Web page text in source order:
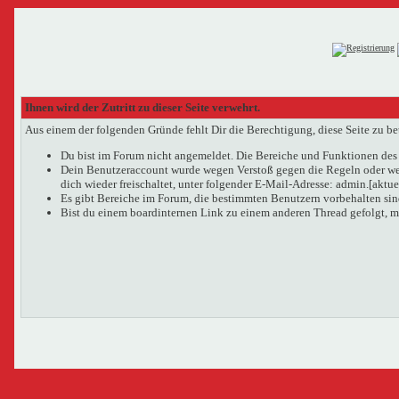
Ihnen wird der Zutritt zu dieser Seite verwehrt.
Aus einem der folgenden Gründe fehlt Dir die Berechtigung, diese Seite zu
Du bist im Forum nicht angemeldet. Die Bereiche und Funktionen
Dein Benutzeraccount wurde wegen Verstoß gegen die Regeln oder
dich wieder freischaltet, unter folgender E-Mail-Adresse:
Es gibt Bereiche im Forum, die bestimmten Benutzern vorbehalten
Bist du einem boardinternen Link zu einem anderen Thread gefolgt,